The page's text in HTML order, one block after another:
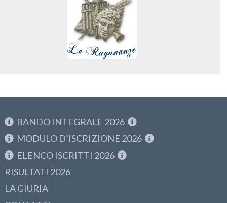
BANDO INTEGRALE 2026
MODULO D’ISCRIZIONE 2026
ELENCO ISCRITTI 2026
RISULTATI 2026
LA GIURIA